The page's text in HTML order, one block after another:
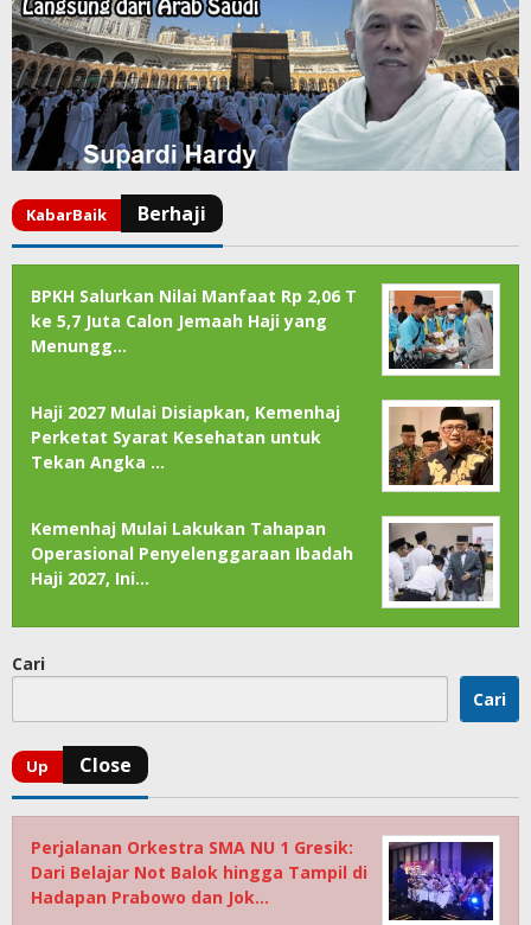
BPKH Salurkan Nilai Manfaat Rp 2,06 T
ke 5,7 Juta Calon Jemaah Haji yang
Menungg…
Haji 2027 Mulai Disiapkan, Kemenhaj
Perketat Syarat Kesehatan untuk
Tekan Angka …
Kemenhaj Mulai Lakukan Tahapan
Operasional Penyelenggaraan Ibadah
Haji 2027, Ini…
Cari
Cari
Perjalanan Orkestra SMA NU 1 Gresik:
Dari Belajar Not Balok hingga Tampil di
Hadapan Prabowo dan Jok…